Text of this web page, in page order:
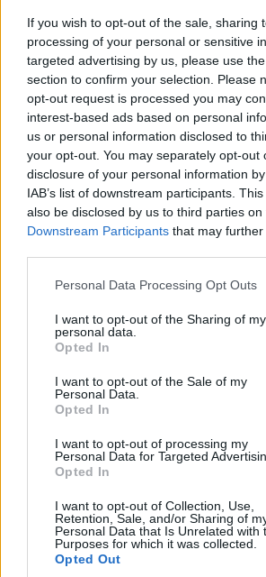
If you wish to opt-out of the sale, sharing
processing of your personal or sensitive
targeted advertising by us, please use
section to confirm your selection. Please
opt-out request is processed you may
interest-based ads based on personal
us or personal information disclosed to
your opt-out. You may separately opt-out
disclosure of your personal information
IAB’s list of downstream participants.
also be disclosed by us to third parties on
Downstream Participants that may
Personal Data Processing Opt Outs
I want to opt-out of the Sharing of my
personal data.
Opted In
I want to opt-out of the Sale of my
Personal Data.
Opted In
I want to opt-out of processing my
Personal Data for Targeted
Opted In
I want to opt-out of Collection, Use,
Retention, Sale, and/or Sharing of
Personal Data that Is Unrelated with
Purposes for which it was collected.
Opted Out
Σχετικά Άρθρα